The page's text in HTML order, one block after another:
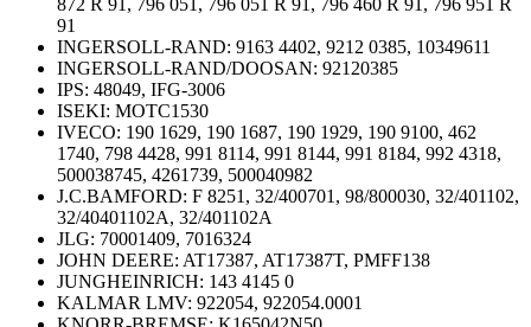
872 R 91, 796 051, 796 051 R 91, 796 460 R 91, 796 951 R
91
INGERSOLL-RAND: 9163 4402, 9212 0385, 10349611
INGERSOLL-RAND/DOOSAN: 92120385
IPS: 48049, IFG-3006
ISEKI: MOTC1530
IVECO: 190 1629, 190 1687, 190 1929, 190 9100, 462
1740, 798 4428, 991 8114, 991 8144, 991 8184, 992 4318,
500038745, 4261739, 500040982
J.C.BAMFORD: F 8251, 32/400701, 98/800030, 32/401102,
32/40401102A, 32/401102A
JLG: 70001409, 7016324
JOHN DEERE: AT17387, AT17387T, PMFF138
JUNGHEINRICH: 143 4145 0
KALMAR LMV: 922054, 922054.0001